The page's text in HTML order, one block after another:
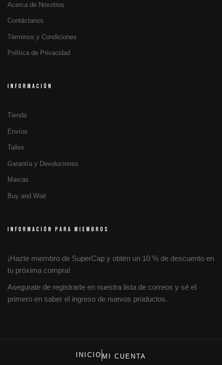
Acerca de Nosotros
Contáctanos
Términos y Condiciones
Política de Privacidad
INFORMACIÓN
Tienda
Envíos
Talles
Garantía y Devoluciones
Marcas
Buy and Wait
INFORMACIÓN PARA MIEMBROS
¡Hazte miembro de SuperCap y obtén un 10 % de descuento en
tu próxima compra!
Asegurate de registrarte en nuestra lista de correos y sé el
primero en saber el ingreso de nuevos productos.
INICIO MI CUENTA